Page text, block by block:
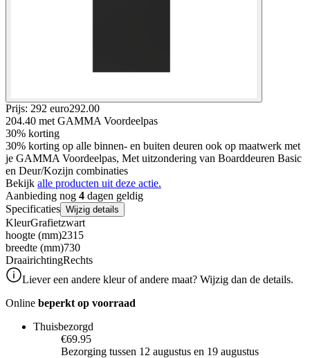
Prijs: 292 euro292.00
204.40 met GAMMA Voordeelpas
30% korting
30% korting op alle binnen- en buiten deuren ook op maatwerk met
je GAMMA Voordeelpas, Met uitzondering van Boarddeuren Basic
en Deur/Kozijn combinaties
Bekijk alle producten uit deze actie.
Aanbieding nog 4 dagen geldig
Specificaties Wijzig details
KleurGrafietzwart
hoogte (mm)2315
breedte (mm)730
DraairichtingRechts
Liever een andere kleur of andere maat? Wijzig dan de details.
Online beperkt op voorraad
Thuisbezorgd
€69.95
Bezorging tussen 12 augustus en 19 augustus